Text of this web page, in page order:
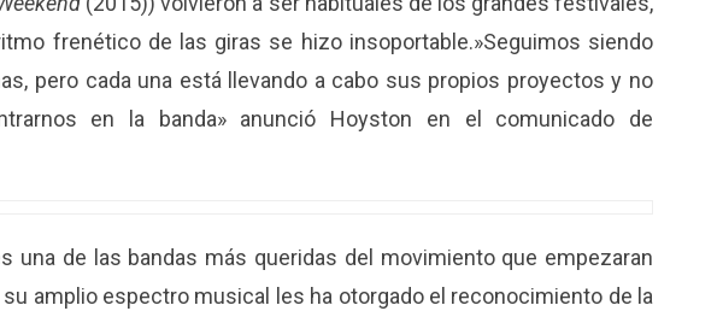
frenético de las giras se hizo insoportable.»Seguimos siendo
pero cada una está llevando a cabo sus propios proyectos y no
en la banda» anunció Hoyston en el comunicado de
una de las bandas más queridas del movimiento que empezaran
su amplio espectro musical les ha otorgado el reconocimiento de la